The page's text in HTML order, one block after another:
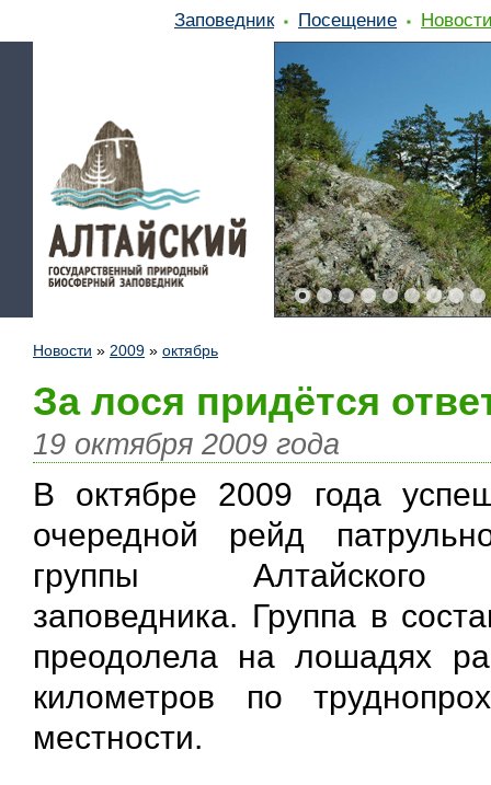
Заповедник Посещение
Новости » 2009 » октябрь
За лося придётся
19 октября 2009 года
В октябре 2009 года
очередной рейд
группы Алтайского
заповедника. Группа в
преодолела на лошадях
километров по
местности.